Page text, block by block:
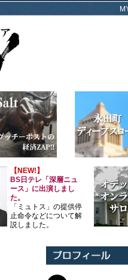
【NEW!】
BS日テレ「深層ニュ
ース」に出演しまし
た。
「ミュトス」の提供停
止命令などについて解
説しました。